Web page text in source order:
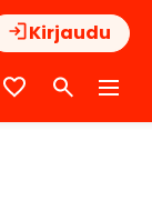
Kirjaudu